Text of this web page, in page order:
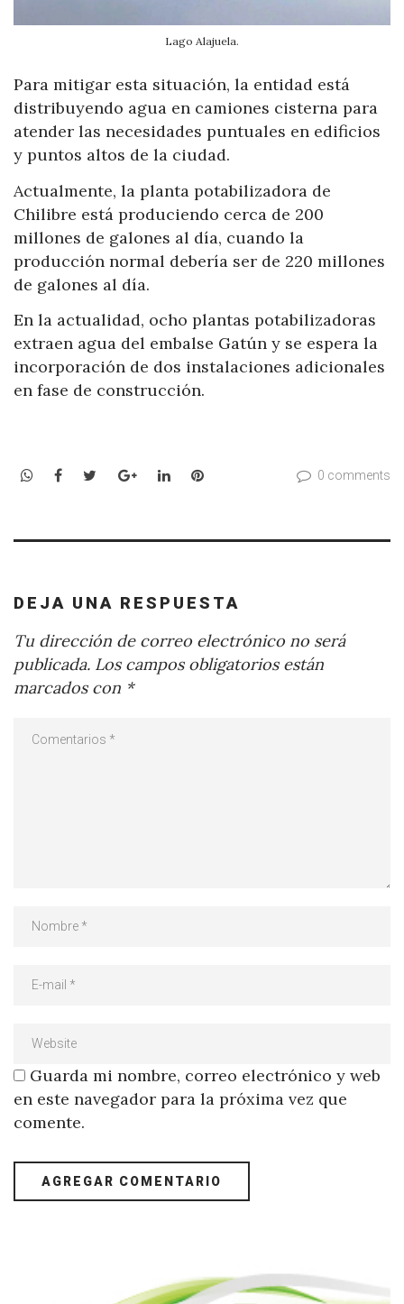
Lago Alajuela.
Para mitigar esta situación, la entidad está
distribuyendo agua en camiones cisterna para
atender las necesidades puntuales en edificios
y puntos altos de la ciudad.
Actualmente, la planta potabilizadora de
Chilibre está produciendo cerca de 200
millones de galones al día, cuando la
producción normal debería ser de 220 millones
de galones al día.
En la actualidad, ocho plantas potabilizadoras
extraen agua del embalse Gatún y se espera la
incorporación de dos instalaciones adicionales
en fase de construcción.
WhatsApp
Facebook
TwitterGoogle+LinkedInPinterest 0 comments
DEJA UNA RESPUESTA
Tu dirección de correo electrónico no será
publicada. Los campos obligatorios están
marcados con *
Guarda mi nombre, correo electrónico y web
en este navegador para la próxima vez que
comente.